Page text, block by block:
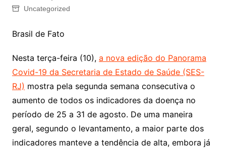
Uncategorized
Brasil de Fato
Nesta terça-feira (10), a nova edição do Panorama
Covid-19 da Secretaria de Estado de Saúde (SES-
RJ) mostra pela segunda semana consecutiva o
aumento de todos os indicadores da doença no
período de 25 a 31 de agosto. De uma maneira
geral, segundo o levantamento, a maior parte dos
indicadores manteve a tendência de alta, embora já